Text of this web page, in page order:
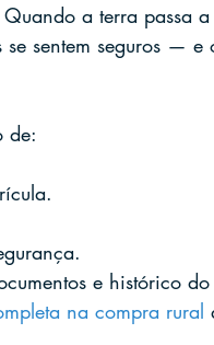
a terra passa
sentem seguros — e
de:
e histórico
na compra rural